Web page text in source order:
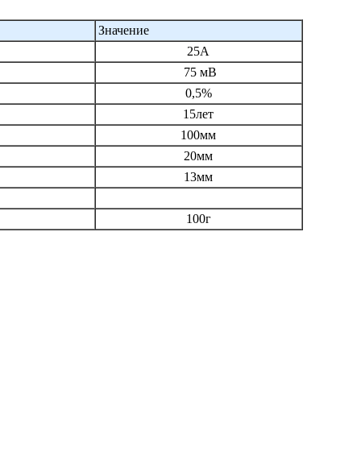
Значение
25А
75 мВ
0,5%
15лет
100мм
20мм
13мм
100г